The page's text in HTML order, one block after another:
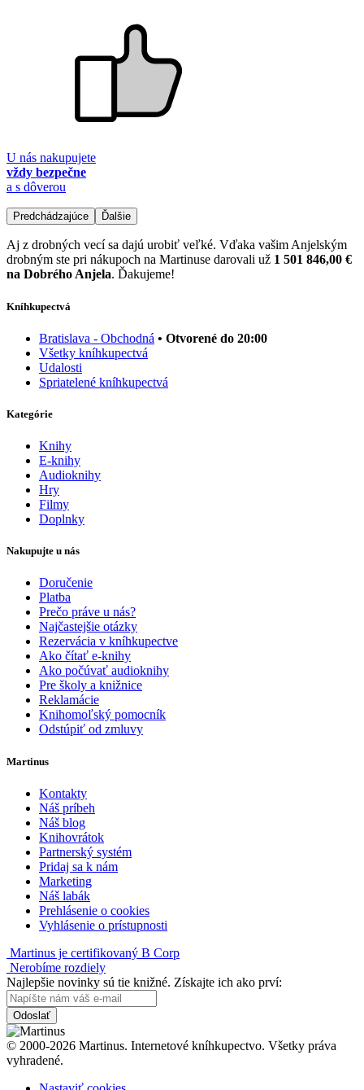
U nás nakupujete
vždy bezpečne
a s dôverou
Predchádzajúce Ďalšie
Aj z drobných vecí sa dajú urobiť veľké. Vďaka vašim Anjelským
drobným ste pri nákupoch na Martinuse darovali už 1 501 846,00 €
na Dobrého Anjela. Ďakujeme!
Kníhkupectvá
Bratislava - Obchodná • Otvorené do 20:00
Všetky kníhkupectvá
Udalosti
Spriatelené kníhkupectvá
Kategórie
Knihy
E-knihy
Audioknihy
Hry
Filmy
Doplnky
Nakupujte u nás
Doručenie
Platba
Prečo práve u nás?
Najčastejšie otázky
Rezervácia v kníhkupectve
Ako čítať e-knihy
Ako počúvať audioknihy
Pre školy a knižnice
Reklamácie
Knihomoľský pomocník
Odstúpiť od zmluvy
Martinus
Kontakty
Náš príbeh
Náš blog
Knihovrátok
Partnerský systém
Pridaj sa k nám
Marketing
Náš labák
Prehlásenie o cookies
Vyhlásenie o prístupnosti
Martinus je certifikovaný B Corp
Nerobíme rozdiely
Najlepšie novinky sú tie knižné. Získajte ich ako prví:
Odoslať
© 2000-2026 Martinus. Internetové kníhkupectvo. Všetky práva
vyhradené.